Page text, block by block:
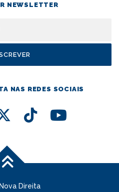
NEWSLETTER
NAS REDES SOCIAIS
Direita